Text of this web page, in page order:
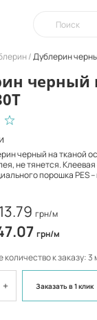
Дублерин
черный
черный на тканой
не тянется.
порошка РES –
грн/м
грн/м
к заказу: 3
+ Заказатьв 1 клик